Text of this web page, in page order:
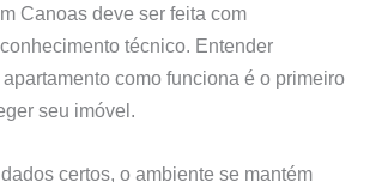
Canoas deve ser feita com
técnico. Entender
como funciona é o primeiro
seu imóvel.
certos, o ambiente se mantém